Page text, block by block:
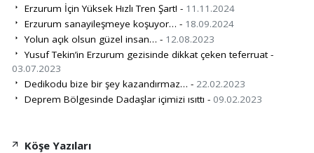
Erzurum İçin Yüksek Hızlı Tren Şart! - 11.11.2024
Erzurum sanayileşmeye koşuyor… - 18.09.2024
Yolun açık olsun güzel insan… - 12.08.2023
Yusuf Tekin’in Erzurum gezisinde dikkat çeken teferruat -
03.07.2023
Dedikodu bize bir şey kazandırmaz… - 22.02.2023
Deprem Bölgesinde Dadaşlar içimizi ısıttı - 09.02.2023
Köşe Yazıları